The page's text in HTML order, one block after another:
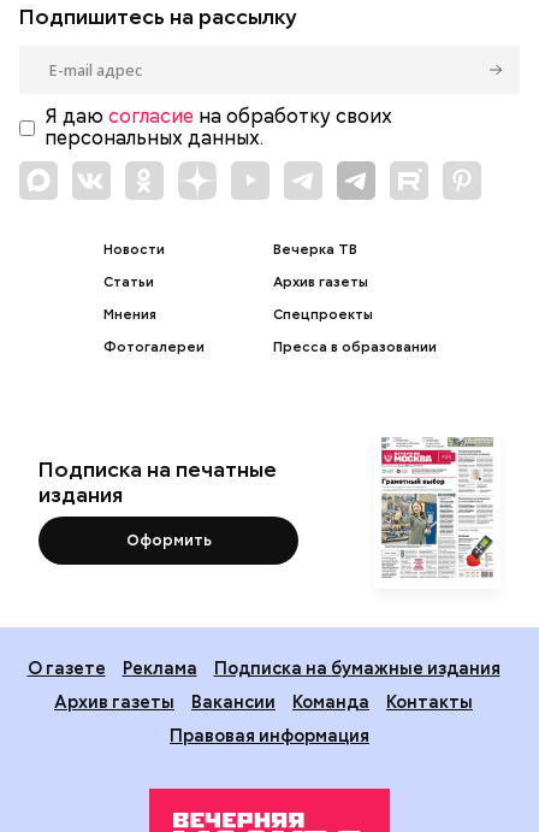
Подпишитесь на рассылку
Я даю согласие на обработку своих
персональных данных.
Новости
Статьи
Мнения
Фотогалереи
Вечерка ТВ
Архив газеты
Спецпроекты
Пресса в образовании
Подписка на печатные
издания
Оформить
О газете Реклама
Подписка на бумажные издания
Архив газеты
Вакансии Команда
Контакты
Правовая информация